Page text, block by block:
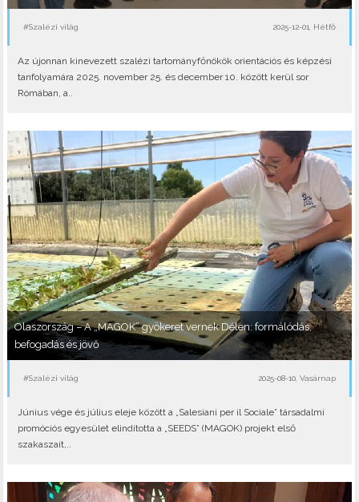
#Szalézi világ 2025-12-01, Hétfő
Az újonnan kinevezett szalézi tartományfőnökök orientációs és képzési
tanfolyamára 2025. november 25. és december 10. között kerül sor
Rómában, a..
Olaszország – A „MAGOK” gyökeret vernek Délen: formálódás,
befogadás és jövő
#Szalézi világ 2025-08-10, Vasárnap
Június vége és július eleje között a „Salesiani per il Sociale” társadalmi
promóciós egyesület elindította a „SEEDS” (MAGOK) projekt első
szakaszait,..